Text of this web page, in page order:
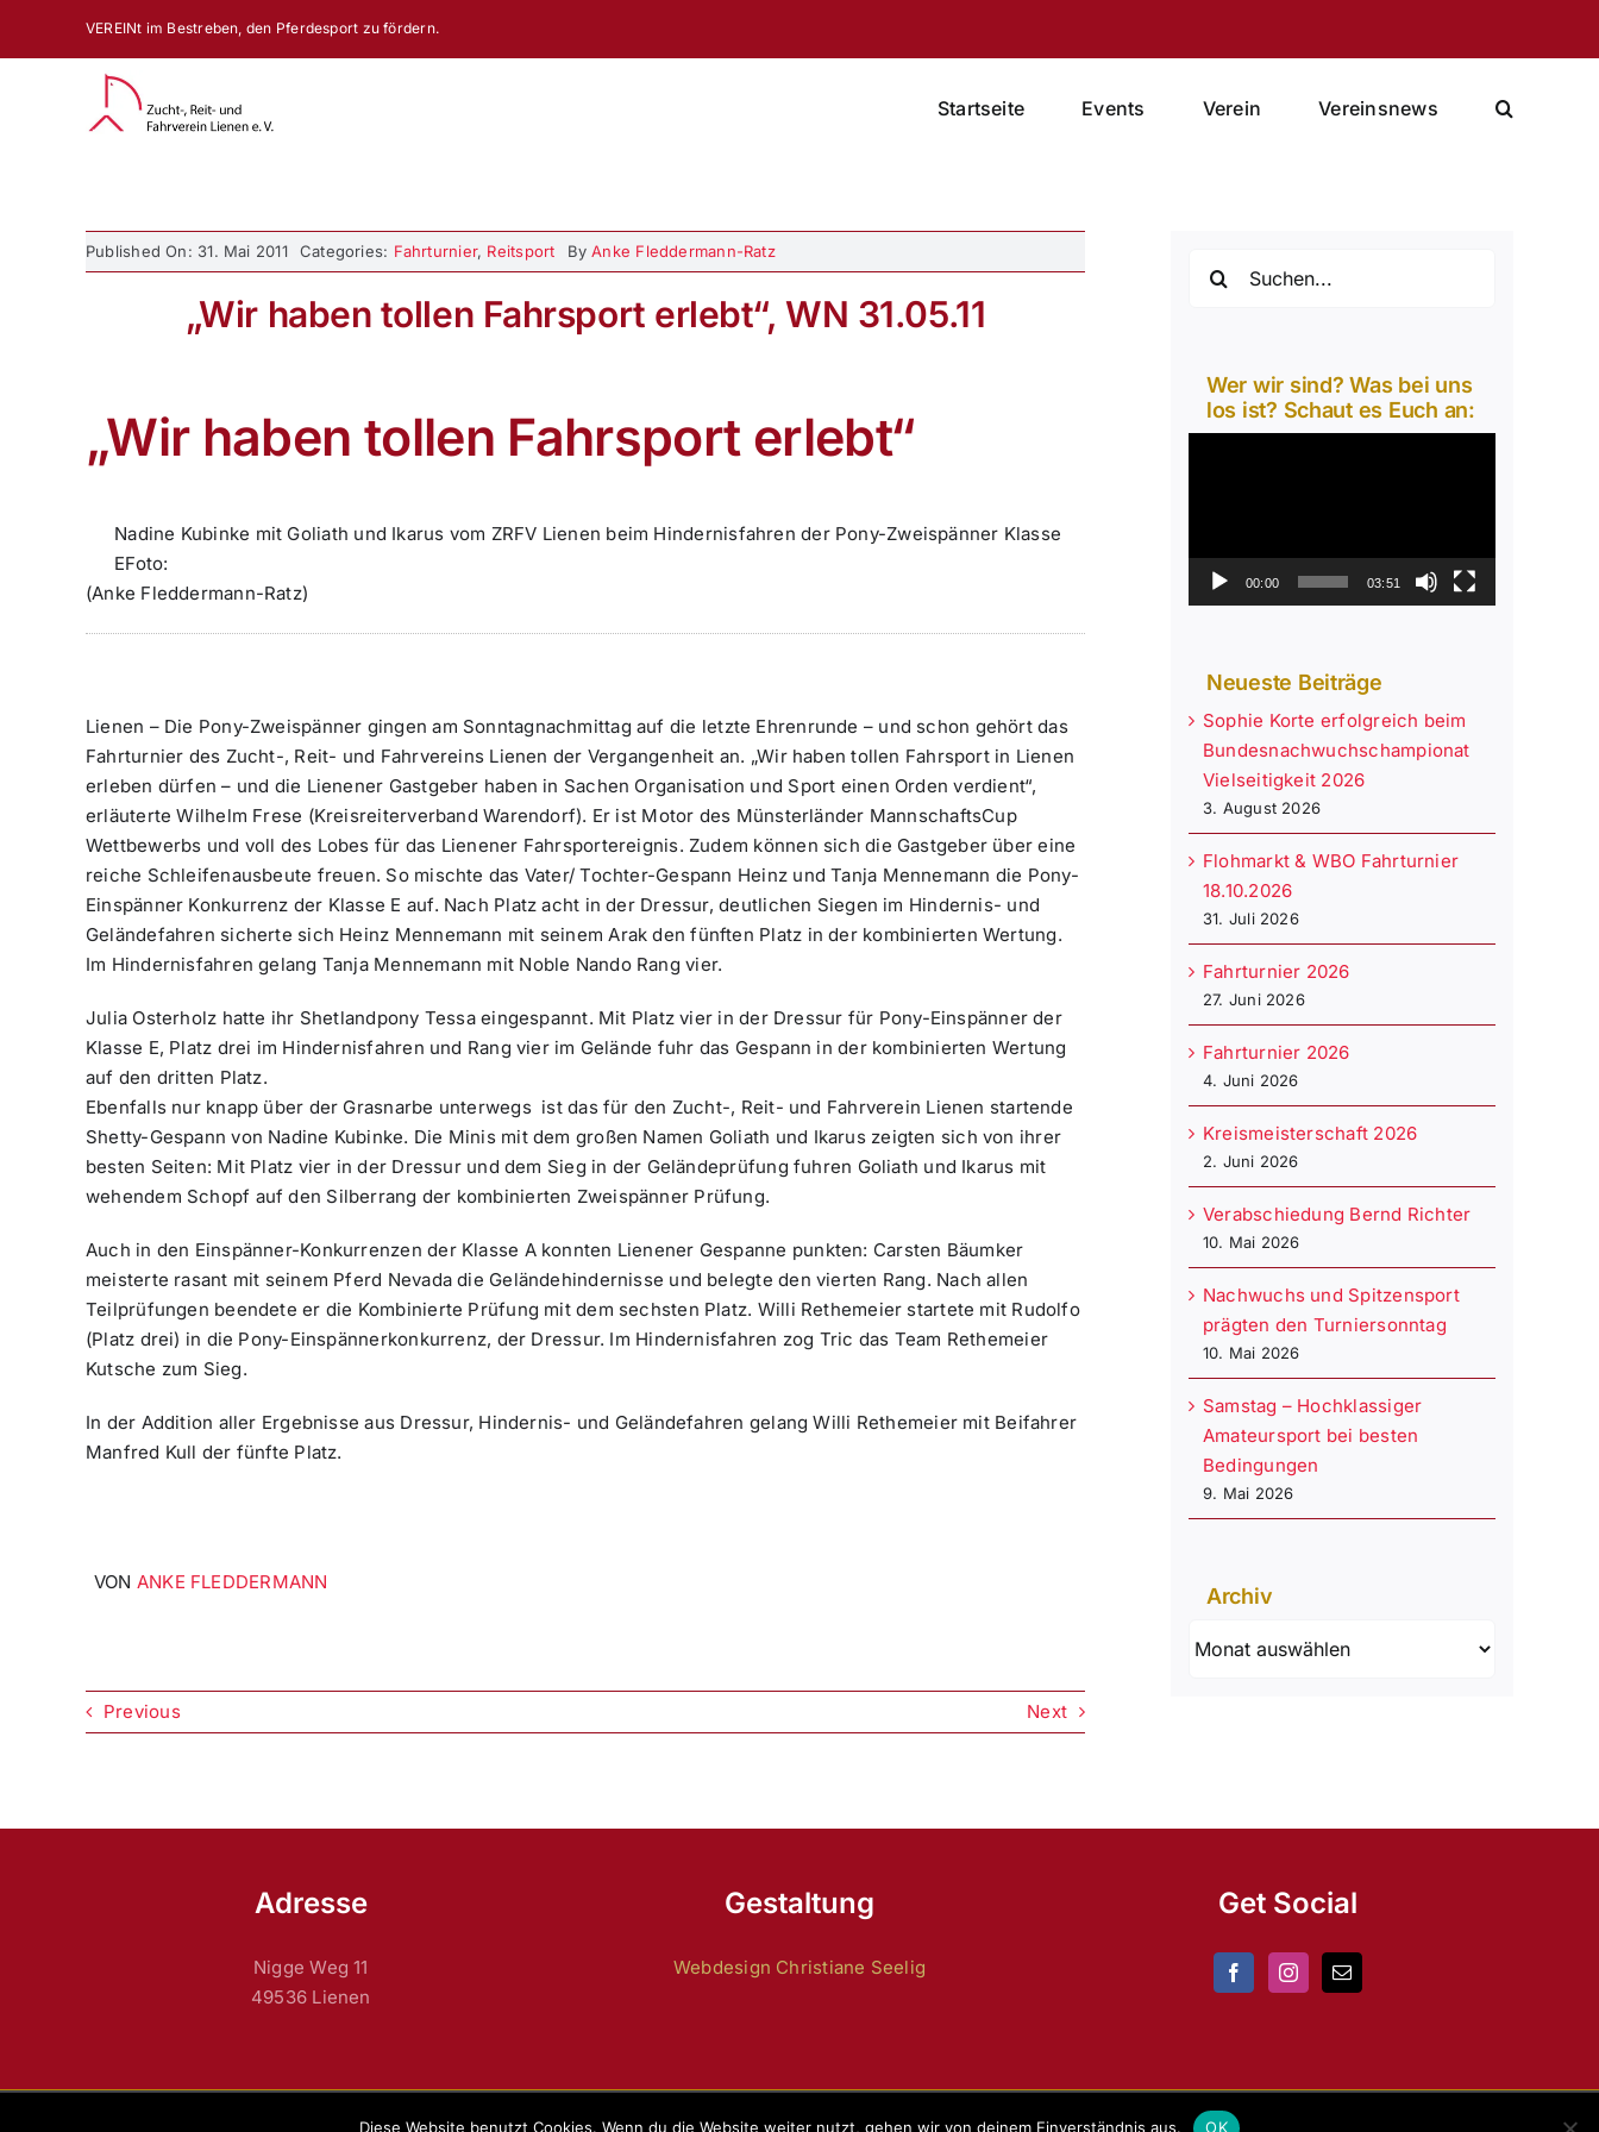
VEREINt im Bestreben, den Pferdesport zu fördern.
Startseite Events Verein Vereinsnews
Published On: 31. Mai 2011 Categories: Fahrturnier, Reitsport ByAnke Fleddermann-Ratz
„Wir haben tollen Fahrsport erlebt“, WN 31.05.11
„Wir haben tollen Fahrsport erlebt“
Nadine Kubinke mit Goliath und Ikarus vom ZRFV Lienen beim Hindernisfahren der Pony-Zweispänner Klasse
EFoto:
(Anke Fleddermann-Ratz)
Lienen – Die Pony-Zweispänner gingen am Sonntagnachmittag auf die letzte Ehrenrunde – und schon gehört das
Fahrturnier des Zucht-, Reit- und Fahrvereins Lienen der Vergangenheit an. „Wir haben tollen Fahrsport in Lienen
erleben dürfen – und die Lienener Gastgeber haben in Sachen Organisation und Sport einen Orden verdient“,
erläuterte Wilhelm Frese (Kreisreiterverband Warendorf). Er ist Motor des Münsterländer MannschaftsCup
Wettbewerbs und voll des Lobes für das Lienener Fahrsportereignis. Zudem können sich die Gastgeber über eine
reiche Schleifenausbeute freuen. So mischte das Vater/ Tochter-Gespann Heinz und Tanja Mennemann die Pony-
Einspänner Konkurrenz der Klasse E auf. Nach Platz acht in der Dressur, deutlichen Siegen im Hindernis- und
Geländefahren sicherte sich Heinz Mennemann mit seinem Arak den fünften Platz in der kombinierten Wertung.
Im Hindernisfahren gelang Tanja Mennemann mit Noble Nando Rang vier.
Julia Osterholz hatte ihr Shetlandpony Tessa eingespannt. Mit Platz vier in der Dressur für Pony-Einspänner der
Klasse E, Platz drei im Hindernisfahren und Rang vier im Gelände fuhr das Gespann in der kombinierten Wertung
auf den dritten Platz.
Ebenfalls nur knapp über der Grasnarbe unterwegs ist das für den Zucht-, Reit- und Fahrverein Lienen startende
Shetty-Gespann von Nadine Kubinke. Die Minis mit dem großen Namen Goliath und Ikarus zeigten sich von ihrer
besten Seiten: Mit Platz vier in der Dressur und dem Sieg in der Geländeprüfung fuhren Goliath und Ikarus mit
wehendem Schopf auf den Silberrang der kombinierten Zweispänner Prüfung.
Auch in den Einspänner-Konkurrenzen der Klasse A konnten Lienener Gespanne punkten: Carsten Bäumker
meisterte rasant mit seinem Pferd Nevada die Geländehindernisse und belegte den vierten Rang. Nach allen
Teilprüfungen beendete er die Kombinierte Prüfung mit dem sechsten Platz. Willi Rethemeier startete mit Rudolfo
(Platz drei) in die Pony-Einspännerkonkurrenz, der Dressur. Im Hindernisfahren zog Tric das Team Rethemeier
Kutsche zum Sieg.
In der Addition aller Ergebnisse aus Dressur, Hindernis- und Geländefahren gelang Willi Rethemeier mit Beifahrer
Manfred Kull der fünfte Platz.
VON ANKE FLEDDERMANN
Previous Next
nach:
Wer wir sind? Was bei uns
los ist? Schaut es Euch an:
00:00 03:51
Neueste Beiträge
Sophie Korte erfolgreich beim
Bundesnachwuchschampionat
Vielseitigkeit 2026
3. August 2026
Flohmarkt & WBO Fahrturnier
18.10.2026
31. Juli 2026
Fahrturnier 2026
27. Juni 2026
Fahrturnier 2026
4. Juni 2026
Kreismeisterschaft 2026
2. Juni 2026
Verabschiedung Bernd Richter
10. Mai 2026
Nachwuchs und Spitzensport
prägten den Turniersonntag
10. Mai 2026
Samstag – Hochklassiger
Amateursport bei besten
Bedingungen
9. Mai 2026
Archiv
Adresse
Nigge Weg 11
49536 Lienen
Gestaltung
Webdesign Christiane Seelig
Get Social
Copyright 2024 byZRFV Lienen|Datenschutz| Impressum
Diese Website benutzt Cookies. Wenn du die Website weiter nutzt, gehen wir von deinem Einverständnis aus. OK